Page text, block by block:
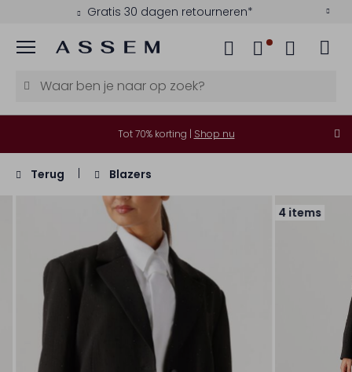
Gratis 30 dagen retourneren*
Menu
Tot 70% korting | Shop nu
Terug Blazers
4 items